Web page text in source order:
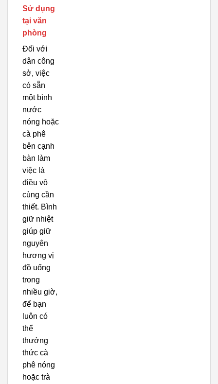
Sử dụng
tại văn
phòng
Đối với
dân công
sở, việc
có sẵn
một bình
nước
nóng hoặc
cà phê
bên cạnh
bàn làm
việc là
điều vô
cùng cần
thiết. Bình
giữ nhiệt
giúp giữ
nguyên
hương vị
đồ uống
trong
nhiều giờ,
để bạn
luôn có
thể
thưởng
thức cà
phê nóng
hoặc trà